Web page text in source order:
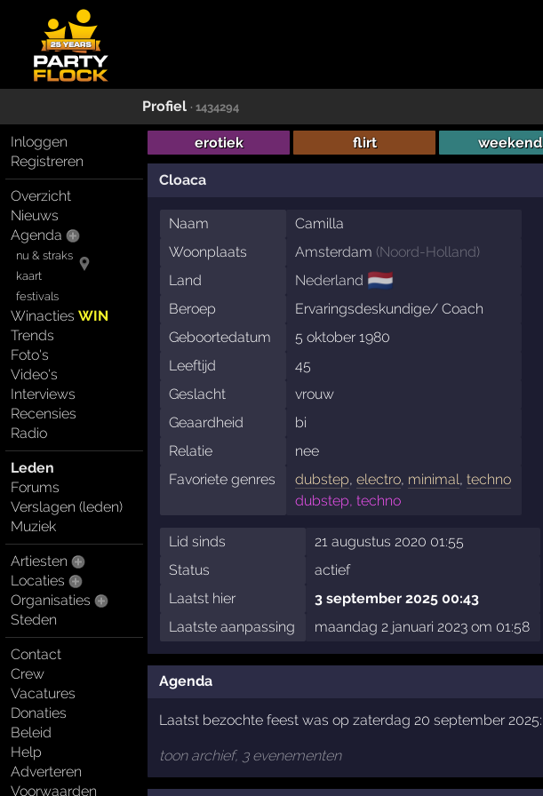
Profiel · 1434294
Inloggen
Registreren
Overzicht
Nieuws
Agenda
nu & straks
kaart
festivals
WinactiesWIN
Trends
Foto's
Video's
Interviews
Recensies
Radio
Leden
Forums
Verslagen (leden)
Muziek
Artiesten
Locaties
Organisaties
Steden
Contact
Crew
Vacatures
Donaties
Beleid
Help
Adverteren
Voorwaarden
erotiek flirt weekend
Cloaca
Naam
Camilla
Woonplaats
Amsterdam (Noord-Holland)
Land
Nederland 🇳🇱
Beroep
Ervaringsdeskundige/ Coach
Geboortedatum
5 oktober 1980
Leeftijd
45
Geslacht
vrouw
Geaardheid
bi
Relatie
nee
Favoriete genres
dubstep,electro, minimal,techno
dubstep, techno
Lid sinds
21 augustus 2020 01:55
Status
actief
Laatst hier
3 september 2025 00:43
Laatste aanpassing
maandag 2 januari 2023 om 01:58
Agenda
Laatst bezochte feest was op zaterdag 20 september 2025:
toon archief, 3 evenementen